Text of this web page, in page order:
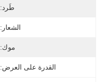
طَرد:
الشعار:
موك:
القدرة على العرض: